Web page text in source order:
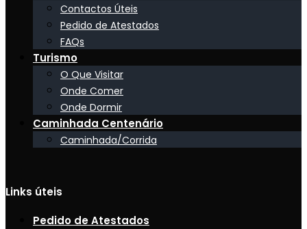
Contactos Úteis
Pedido de Atestados
FAQs
Turismo
O Que Visitar
Onde Comer
Onde Dormir
Caminhada Centenário
Caminhada/Corrida
Links úteis
Pedido de Atestados